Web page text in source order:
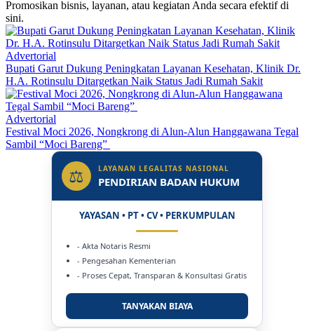
Promosikan bisnis, layanan, atau kegiatan Anda secara efektif di
sini.
Advertorial
Bupati Garut Dukung Peningkatan Layanan Kesehatan, Klinik Dr.
H.A. Rotinsulu Ditargetkan Naik Status Jadi Rumah Sakit
Advertorial
Festival Moci 2026, Nongkrong di Alun-Alun Hanggawana Tegal
Sambil “Moci Bareng”
⚖ LAYANAN LEGALITAS NASIONAL
PENDIRIAN BADAN HUKUM
YAYASAN • PT • CV • PERKUMPULAN
- Akta Notaris Resmi
- Pengesahan Kementerian
- Proses Cepat, Transparan & Konsultasi Gratis
TANYAKAN BIAYA